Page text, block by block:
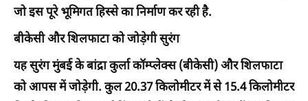
जो इस पूरे भूमिगत हिस्से का निर्माण कर रही है.
बीकेसी और शिलफाटा को जोड़ेगी सुरंग
यह सुरंग मुंबई के बांद्रा कुर्ला कॉम्प्लेक्स (बीकेसी) और शिलफाटा
को आपस में जोड़ेगी. कुल 20.37 किलोमीटर में से 15.4 किलोमीटर